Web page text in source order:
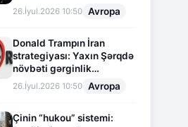
26.İyul.2026 10:50 Avropa
Donald Trampın İran
strategiyası: Yaxın Şərqdə
növbəti gərginlik
mərhələsi
26.İyul.2026 10:50 Avropa
Çinin “hukou” sistemi: